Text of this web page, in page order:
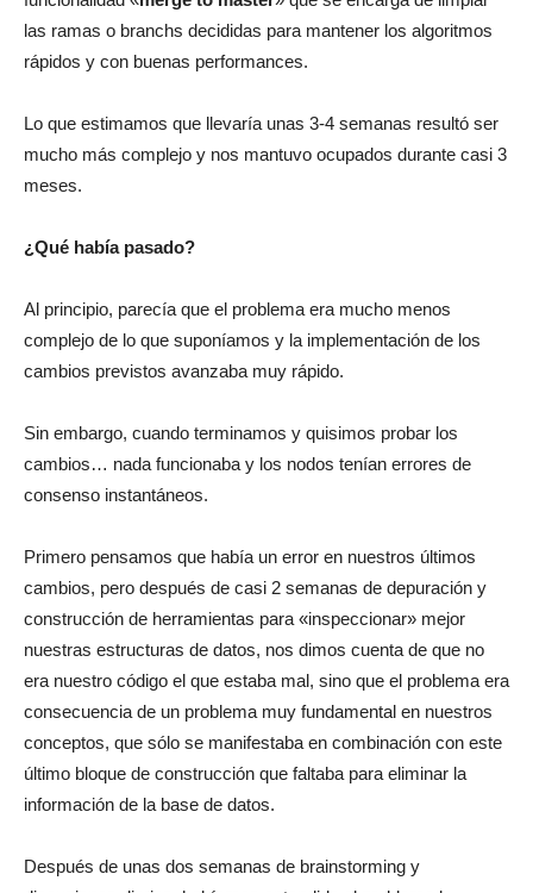
las ramas o branchs decididas para mantener los algoritmos
rápidos y con buenas performances.
Lo que estimamos que llevaría unas 3-4 semanas resultó ser
mucho más complejo y nos mantuvo ocupados durante casi 3
meses.
¿Qué había pasado?
Al principio, parecía que el problema era mucho menos
complejo de lo que suponíamos y la implementación de los
cambios previstos avanzaba muy rápido.
Sin embargo, cuando terminamos y quisimos probar los
cambios… nada funcionaba y los nodos tenían errores de
consenso instantáneos.
Primero pensamos que había un error en nuestros últimos
cambios, pero después de casi 2 semanas de depuración y
construcción de herramientas para «inspeccionar» mejor
nuestras estructuras de datos, nos dimos cuenta de que no
era nuestro código el que estaba mal, sino que el problema era
consecuencia de un problema muy fundamental en nuestros
conceptos, que sólo se manifestaba en combinación con este
último bloque de construcción que faltaba para eliminar la
información de la base de datos.
Después de unas dos semanas de brainstorming y